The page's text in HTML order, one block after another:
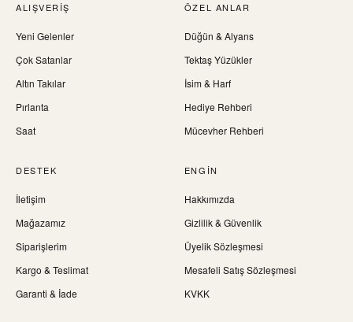
ALIŞVERIŞ
Yeni Gelenler
Çok Satanlar
Altın Takılar
Pırlanta
Saat
ÖZEL ANLAR
Düğün & Alyans
Tektaş Yüzükler
İsim & Harf
Hediye Rehberi
Mücevher Rehberi
DESTEK
İletişim
Mağazamız
Siparişlerim
Kargo & Teslimat
Garanti & İade
ENGIN
Hakkımızda
Gizlilik & Güvenlik
Üyelik Sözleşmesi
Mesafeli Satış Sözleşmesi
KVKK